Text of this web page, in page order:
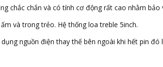
chắc chắn và có tính cơ động rất cao nhằm
và trong trẻo. Hệ thống loa treble 5inch.
nguồn điện thay thế bên ngoài khi hết pin